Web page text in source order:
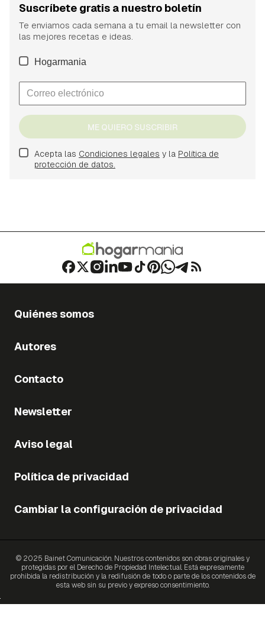
Suscríbete gratis a nuestro boletín
Te enviamos cada semana a tu email la newsletter con
las mejores recetas e ideas.
Hogarmania
ME QUIERO SUSCRIBIR
Acepta las Condiciones legales y la Política de
protección de datos.
Quiénes somos
Autores
Contacto
Newsletter
Aviso legal
Política de privacidad
Cambiar la configuración de privacidad
© 2025 Bainet Comunicación. Nuestros contenidos son obras originales y
protegidas por el Derecho de Propiedad Intelectual. Está expresamente
prohibida la redistribución y la redifusión de todo o parte de los contenidos de
esta web sin su previo y expreso consentimiento.